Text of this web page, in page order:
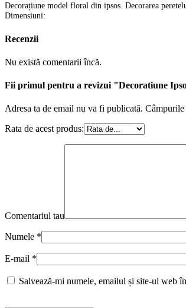
Decorațiune model floral din ipsos. Decorarea
Dimensiuni:
Recenzii
Nu există comentarii încă.
Fii primul pentru a revizui "Decoratiune
Adresa ta de email nu va fi publicată.
Rata de acest produs:
Comentariul tau
Numele *
E-mail *
Salvează-mi numele, emailul și site-ul web